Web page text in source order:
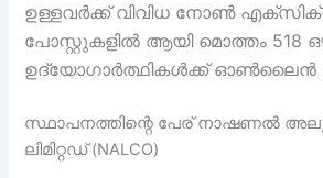
ഉള്ളവര്‍ക്ക് വിവിധ നോൺ
പോസ്റ്റുകളില്‍ ആയി മൊത്തം 518
ഉദ്യോഗാര്‍ത്ഥികള്‍ക്ക് ഓൺലൈൻ
സ്ഥാപനത്തിന്റെ പേര് നാഷണൽ
ലിമിറ്റഡ് (NALCO)